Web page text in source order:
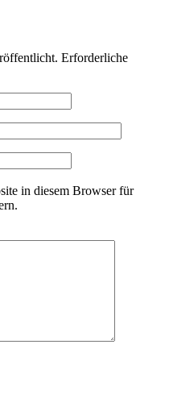
Erforderliche
in diesem Browser für